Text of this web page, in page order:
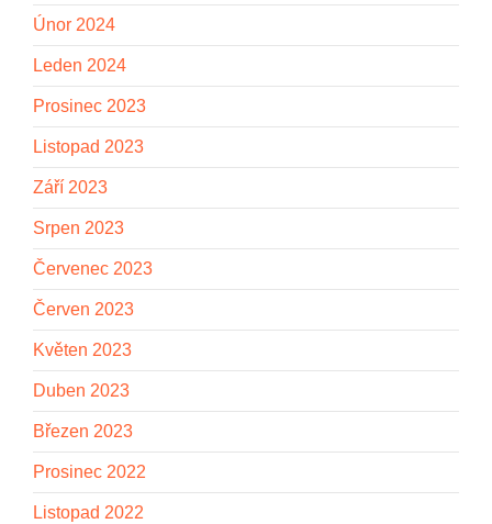
Únor 2024
Leden 2024
Prosinec 2023
Listopad 2023
Září 2023
Srpen 2023
Červenec 2023
Červen 2023
Květen 2023
Duben 2023
Březen 2023
Prosinec 2022
Listopad 2022